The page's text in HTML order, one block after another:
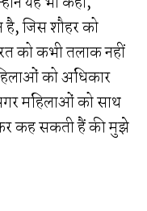
है, जिस शौहर को
को कभी तलाक नहीं
को अधिकार
महिलाओं को साथ
कह सकती हैं की मुझे